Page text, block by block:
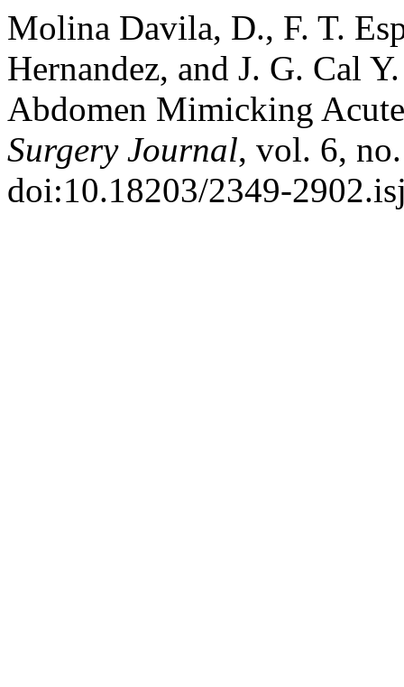
Molina Davila, D., F. T.
Hernandez, and J. G. Cal
Abdomen Mimicking
Surgery Journal, vol. 6,
doi:10.18203/2349-